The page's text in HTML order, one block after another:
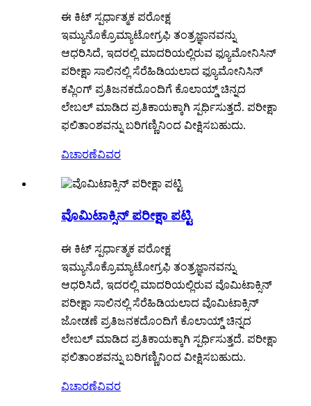
ಈ ಕಿಟ್ ಸ್ಪರ್ಧಾತ್ಮಕ ಪರೋಕ್ಷ
ಇಮ್ಯುನೊಕ್ರೊಮ್ಯಾಟೋಗ್ರಫಿ ತಂತ್ರಜ್ಞಾನವನ್ನು
ಆಧರಿಸಿದೆ, ಇದರಲ್ಲಿ ಮಾದರಿಯಲ್ಲಿರುವ ಫ್ಯೂಮೋನಿಸಿನ್
ಪರೀಕ್ಷಾ ಸಾಲಿನಲ್ಲಿ ಸೆರೆಹಿಡಿಯಲಾದ ಫ್ಯೂಮೋನಿಸಿನ್
ಕಪ್ಲಿಂಗ್ ಪ್ರತಿಜನಕದೊಂದಿಗೆ ಕೊಲಾಯ್ಡ್ ಚಿನ್ನದ
ಲೇಬಲ್ ಮಾಡಿದ ಪ್ರತಿಕಾಯಕ್ಕಾಗಿ ಸ್ಪರ್ಧಿಸುತ್ತದೆ. ಪರೀಕ್ಷಾ
ಫಲಿತಾಂಶವನ್ನು ಬರಿಗಣ್ಣಿನಿಂದ ವೀಕ್ಷಿಸಬಹುದು.
ವಿಚಾರಣೆವಿವರ
ವೊಮಿಟಾಕ್ಸಿನ್ ಪರೀಕ್ಷಾ ಪಟ್ಟಿ
ಈ ಕಿಟ್ ಸ್ಪರ್ಧಾತ್ಮಕ ಪರೋಕ್ಷ
ಇಮ್ಯುನೊಕ್ರೊಮ್ಯಾಟೋಗ್ರಫಿ ತಂತ್ರಜ್ಞಾನವನ್ನು
ಆಧರಿಸಿದೆ, ಇದರಲ್ಲಿ ಮಾದರಿಯಲ್ಲಿರುವ ವೊಮಿಟಾಕ್ಸಿನ್
ಪರೀಕ್ಷಾ ಸಾಲಿನಲ್ಲಿ ಸೆರೆಹಿಡಿಯಲಾದ ವೊಮಿಟಾಕ್ಸಿನ್
ಜೋಡಣೆ ಪ್ರತಿಜನಕದೊಂದಿಗೆ ಕೊಲಾಯ್ಡ್ ಚಿನ್ನದ
ಲೇಬಲ್ ಮಾಡಿದ ಪ್ರತಿಕಾಯಕ್ಕಾಗಿ ಸ್ಪರ್ಧಿಸುತ್ತದೆ. ಪರೀಕ್ಷಾ
ಫಲಿತಾಂಶವನ್ನು ಬರಿಗಣ್ಣಿನಿಂದ ವೀಕ್ಷಿಸಬಹುದು.
ವಿಚಾರಣೆವಿವರ